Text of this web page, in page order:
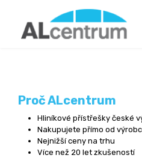
Proč ALcentrum
Hliníkové přístřešky české
Nakupujete přímo od
Nejnižší ceny na trhu
Více než 20 let zkušeností